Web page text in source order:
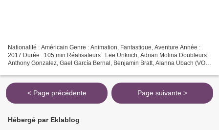
Nationalité : Américain Genre : Animation, Fantastique, Aventure Année :
2017 Durée : 105 min Réalisateurs : Lee Unkrich, Adrian Molina Doubleurs :
Anthony Gonzalez, Gael García Bernal, Benjamin Bratt, Alanna Ubach (VO)
< Page précédente Page suivante >
Hébergé par Eklablog